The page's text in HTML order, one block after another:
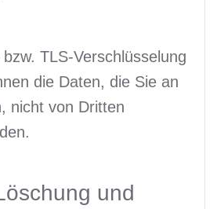
TLS-Verschlüsselung
die Daten, die Sie an
nicht von Dritten
und